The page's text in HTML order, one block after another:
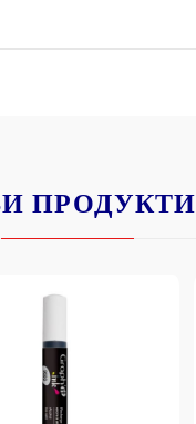
КАРТИЧКИ,
Перлени ,
Цветни и
Креативни и
ПРОДУКТИ